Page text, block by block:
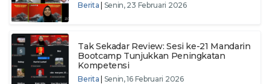
Berita Senin, 23 Februari 2026
Tak Sekadar Review: Sesi ke-21 Mandarin
Bootcamp Tunjukkan Peningkatan
Kompetensi
Berita Senin, 16 Februari 2026